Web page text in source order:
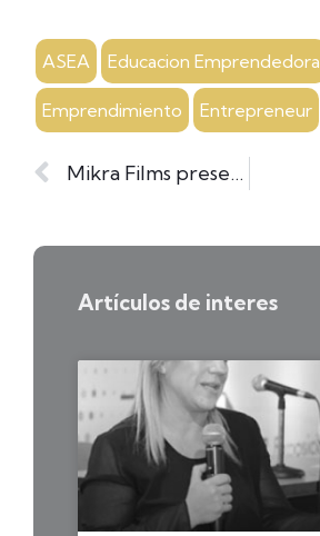
ASEA Educacion Emprendedora
Emprendimiento Entrepreneur
Mikra Films presente en la Expo Sign 2017
Artículos de interes